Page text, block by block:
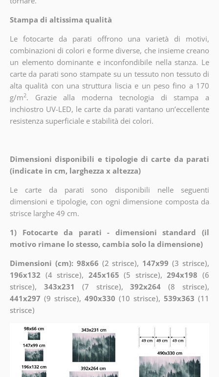
Stampa di altissima qualità
Le fotocarte da parati offrono una varietà di motivi,
combinazioni di colori e forme diverse, che insieme creano
un elemento dominante e inconfondibile nella stanza. Le
carte da parati sono stampate su un tessuto non tessuto di
alta qualità con una struttura liscia e un peso fino a 170
g/m2. Grazie alla moderna tecnologia di stampa a
inchiostro UV-LED, le carte da parati vantano un’eccellente
resistenza superficiale e stabilità dei colori.
Dimensioni disponibili e tipologie di carte da parati
(indicate in cm, larghezza x altezza)
Le carte da parati sono disponibili nelle seguenti
dimensioni e tipologie, con ogni dimensione composta da
strisce larghe 49 cm.
1) Fotocarte da parati - dimensioni standard (il
motivo rimane lo stesso, cambia solo la dimensione)
Dimensioni (cm): 98x66 (2 strisce), 147x99 (3 strisce),
196x132 (4 strisce), 245x165 (5 strisce),294x198 (6
strisce), 343x231 (7 strisce),392x264 (8 strisce),
441x297 (9 strisce), 490x330 (10 strisce),539x363 (11
strisce)